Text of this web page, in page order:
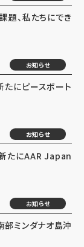
題、私たちにでき
お知らせ
たにピースボート
お知らせ
たにAAR Japan
お知らせ
部ミンダナオ島沖